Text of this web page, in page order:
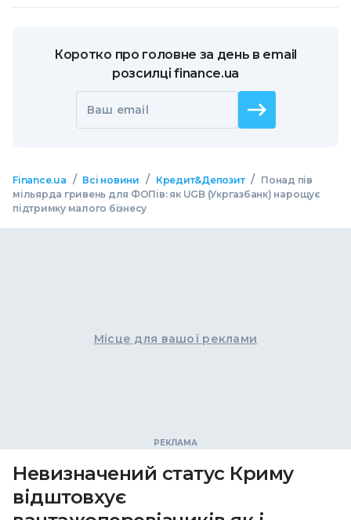
Коротко про головне за день в email
розсилці finance.ua
Ваш email
Finance.ua / Всі новини / Кредит&Депозит / Понад пів
мільярда гривень для ФОПів: як UGB (Укргазбанк) нарощує
підтримку малого бізнесу
Місце для вашої реклами
Невизначений статус Криму
відштовхує